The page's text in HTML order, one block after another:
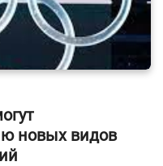
новых видов